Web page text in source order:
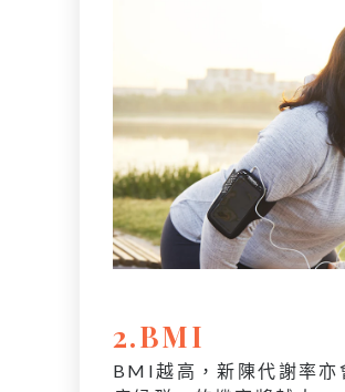
2.BMI
BMI越高，新陳代謝率亦